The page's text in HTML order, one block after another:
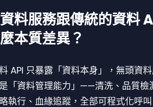
料服務跟傳統的資料
本質差異？
API 只暴露「資料本身」，無頭資
「資料管理能力」——清洗、品質檢
執行、血緣追蹤，全部可程式化呼